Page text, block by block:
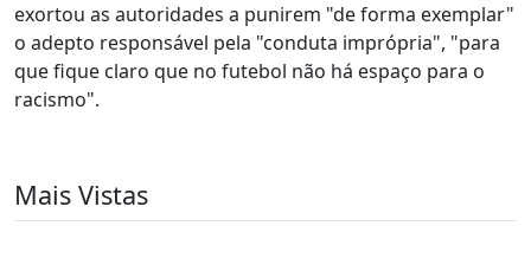
exortou as autoridades a punirem "de forma exemplar"
o adepto responsável pela "conduta imprópria", "para
que fique claro que no futebol não há espaço para o
racismo".
Mais Vistas